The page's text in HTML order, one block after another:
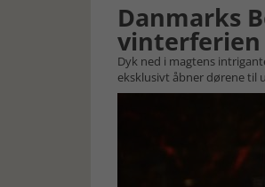
Danmarks
vinterferien
Dyk ned i magtens
eksklusivt åbner dørene til